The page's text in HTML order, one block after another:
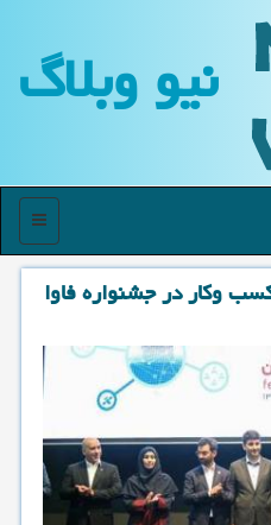
نیو وبلاگ
منو
وكار در جشنواره فاوا